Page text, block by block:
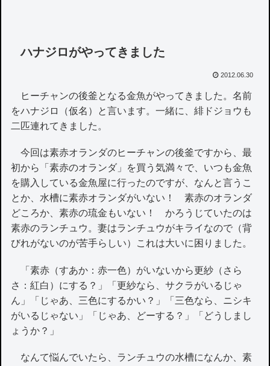
ハナジロがやってきました
2012.06.30
ヒーチャンの後釜となる金魚がやってきました。名前
をハナジロ（仮名）と言います。一緒に、緋ドジョウも
二匹連れてきました。
今回は素赤オランダのヒーチャンの後釜ですから、最
初から「素赤のオランダ」を買う気満々で、いつも金魚
を購入している金魚屋に行ったのですが、なんと言うこ
とか、水槽に素赤オランダがいない！ 素赤のオランダ
どころか、素赤の琉金もいない！ かろうじていたのは
素赤のランチュウ。妻はランチュウがキライなので（背
びれがないのが苦手らしい）これは大いに困りました。
「素赤（すあか：赤一色）がいないから更紗（さら
さ：紅白）にする？」「更紗なら、サクラがいるじゃ
ん」「じゃあ、三色にするかい？」「三色なら、ニシキ
がいるじゃない」「じゃあ、どーする？」「どうしまし
ょうか？」
なんて悩んでいたら、ランチュウの水槽になんか、素